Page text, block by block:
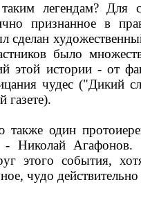
легендам? Для
признанное в
сделан
было
этой истории - от
чудес ("Дикий
газете).
также один
Николай
этого события,
чудо